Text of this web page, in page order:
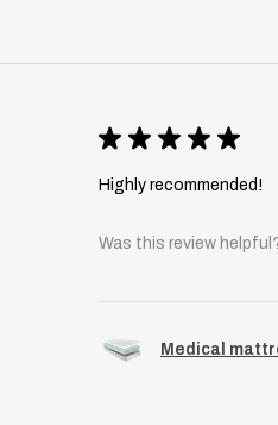
★ ★ ★ ★ ★
Highly recommended!
Was this review
Medical